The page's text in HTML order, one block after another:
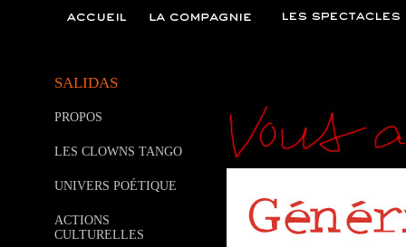
SALIDAS
PROPOS
LES CLOWNS TANGO
UNIVERS POÉTIQUE
ACTIONS
CULTURELLES